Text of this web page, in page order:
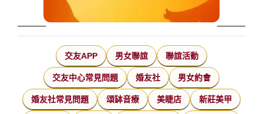
交友APP 男女聯誼 聯誼活動
交友中心常見問題 婚友社 男女約會
婚友社常見問題 頌缽音療 美睫店 新莊美甲